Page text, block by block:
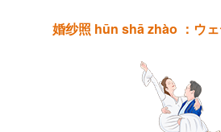
婚纱照 hūn shā zhào ：ウ